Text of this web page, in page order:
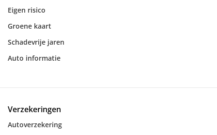
Eigen risico
Groene kaart
Schadevrije jaren
Auto informatie
Verzekeringen
Autoverzekering